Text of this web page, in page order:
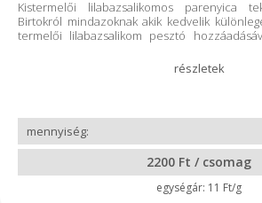
Kistermelői lilabazsalikomos parenyica
Birtokról mindazoknak akik kedvelik
termelői lilabazsalikom pesztó
fogyaszthatják. Teljes tejből csináljuk.
tartósítószer- és
hozzávetőleges, végleges súly és ár
2200 Ft / csomag
11 Ft/g